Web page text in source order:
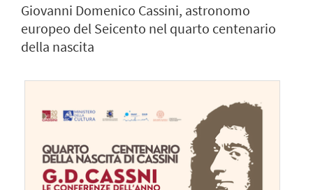
Giovanni Domenico Cassini, astronomo
europeo del Seicento nel quarto centenario
della nascita